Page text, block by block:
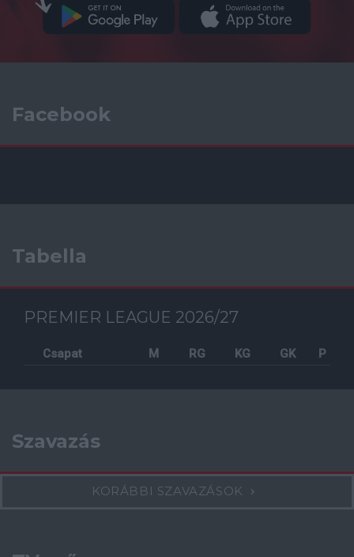
Facebook
Tabella
PREMIER LEAGUE 2026/27
Csapat M RG KG GK P
Szavazás
KORÁBBI SZAVAZÁSOK